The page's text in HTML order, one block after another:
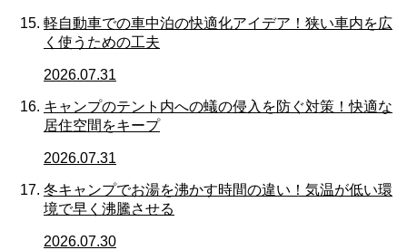
軽自動車での車中泊の快適化アイデア！狭い車内を広
く使うための工夫
2026.07.31
キャンプのテント内への蟻の侵入を防ぐ対策！快適な
居住空間をキープ
2026.07.31
冬キャンプでお湯を沸かす時間の違い！気温が低い環
境で早く沸騰させる
2026.07.30